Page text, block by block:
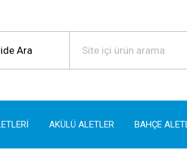
AKÜLÜ ALETLER BAHÇE